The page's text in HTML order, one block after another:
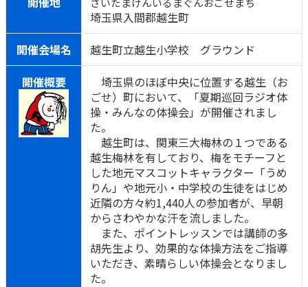
埼玉県入間郡越生町
開催会場名
越生町立越生小学校 グラウンド
開催概要
埼玉県のほぼ中央に位置する越生（お
ごせ）町において、「夏期巡回ラジオ体
操・みんなの体操会」が開催されまし
た。
越生町は、関東三大梅林の１つである
越生梅林を有しており、梅をモチーフと
した地元マスコットキャラクター「うめ
りん」や地元小・中学校の生徒をはじめ
近隣の方々約1,440人の参加者が、早朝
からさわやかな汗を流しました。
また、ポイントレッスンでは講師の多
胡先生より、効果的な体操方法をご指導
いただき、素晴らしい体操会となりまし
た。